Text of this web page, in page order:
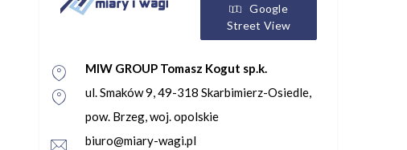
Google
Street View
MIW GROUP Tomasz Kogut sp.k.
ul. Smaków 9, 49-318 Skarbimierz-Osiedle,
pow. Brzeg, woj. opolskie
biuro@miary-wagi.pl